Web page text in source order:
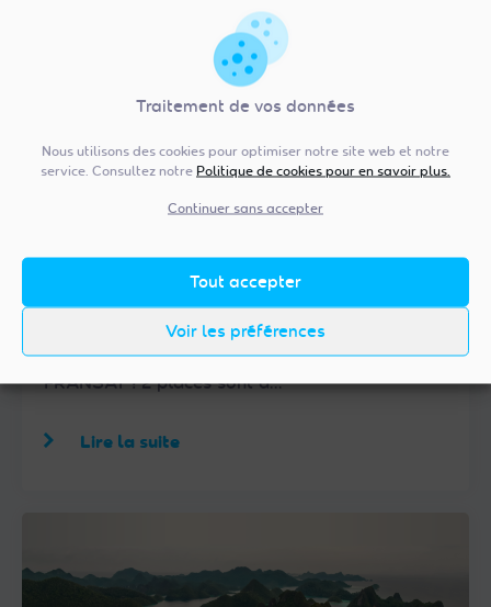
Traitement de vos données
Nous utilisons des cookies pour optimiser notre site web et notre
service. Consultez notre Politique de cookies pour en savoir plus.
Continuer sans accepter
Tout accepter
Voir les préférences
Gagnez vos places pour l'épreuve du
Tentez de remporter 2 places pour l’épreuve du
Beach-Volley en achetant un Module TV
FRANSAT ! 2 places sont à…
Lire la suite